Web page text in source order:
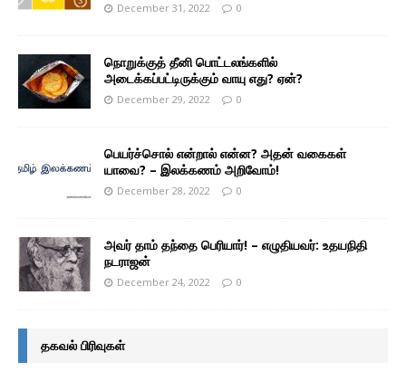
December 31, 2022 0
நொறுக்குத் தீனி பொட்டலங்களில்
அடைக்கப்பட்டிருக்கும் வாயு எது? ஏன்?
December 29, 2022 0
பெயர்ச்சொல் என்றால் என்ன? அதன் வகைகள்
யாவை? – இலக்கணம் அறிவோம்!
December 28, 2022 0
அவர் தாம் தந்தை பெரியார்! – எழுதியவர்: உதயநிதி
நடராஜன்
December 24, 2022 0
தகவல் பிரிவுகள்